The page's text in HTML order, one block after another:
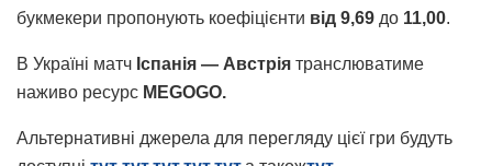
букмекери пропонують коефіцієнти від 9,69 до 11,00.
В Україні матч Іспанія — Австрія транслюватиме
наживо ресурс MEGOGO.
Альтернативні джерела для перегляду цієї гри будуть